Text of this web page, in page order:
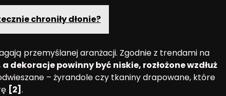
chroniły dłonie?
przemyślanej aranżacji. Zgodnie z trendami na
dekoracje powinny być niskie, rozłożone wzdłuż
– żyrandole czy tkaniny drapowane, które
[2] .